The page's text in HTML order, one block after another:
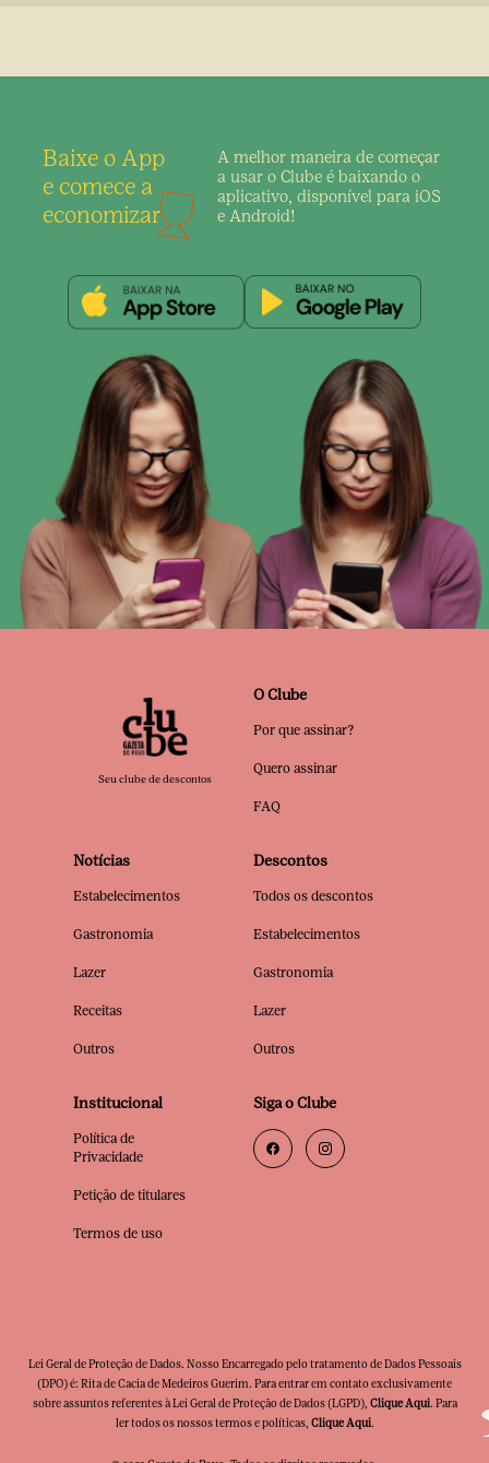
Baixe o App
e comece a
economizar
A melhor maneira de começar
a usar o Clube é baixando o
aplicativo, disponível para iOS
e Android!
Seu clube de descontos
O Clube
Por que assinar?
Quero assinar
FAQ
Notícias
Estabelecimentos
Gastronomia
Lazer
Receitas
Outros
Descontos
Todos os descontos
Estabelecimentos
Gastronomia
Lazer
Outros
Institucional
Política de
Privacidade
Petição de titulares
Termos de uso
Siga o Clube
Lei Geral de Proteção de Dados. Nosso Encarregado pelo tratamento de Dados Pessoais
(DPO) é: Rita de Cacia de Medeiros Guerim. Para entrar em contato exclusivamente
sobre assuntos referentes à Lei Geral de Proteção de Dados (LGPD), Clique Aqui. Para
ler todos os nossos termos e políticas, Clique Aqui.